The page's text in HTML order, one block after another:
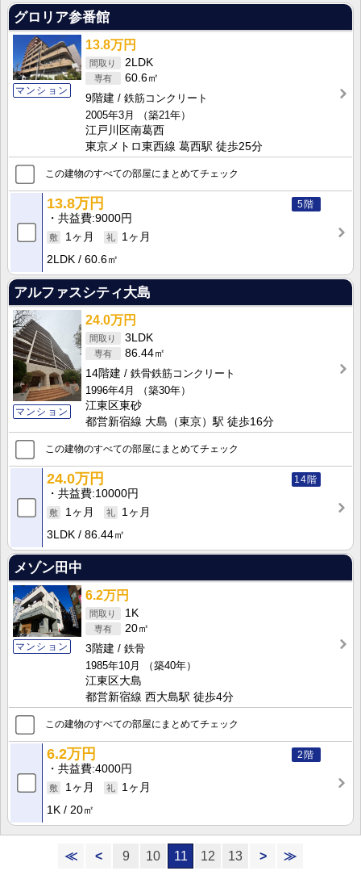
グロリア参番館
マンション
13.8万円
2LDK
60.6㎡
9階建
鉄筋コンクリート
2005年3月
（築21年）
江戸川区南葛西
東京メトロ東西線 葛西駅 徒歩25分
この建物のすべての部屋にまとめてチェック
5階
13.8万円
共益費 9000円
1ヶ月
1ヶ月
2LDK
60.6㎡
アルファスシティ大島
マンション
24.0万円
3LDK
86.44㎡
14階建
鉄骨鉄筋コンクリート
1996年4月
（築30年）
江東区東砂
都営新宿線 大島（東京）駅 徒歩16分
この建物のすべての部屋にまとめてチェック
14階
24.0万円
共益費 10000円
1ヶ月
1ヶ月
3LDK
86.44㎡
メゾン田中
マンション
6.2万円
1K
20㎡
3階建
鉄骨
1985年10月
（築40年）
江東区大島
都営新宿線 西大島駅 徒歩4分
この建物のすべての部屋にまとめてチェック
2階
6.2万円
共益費 4000円
1ヶ月
1ヶ月
1K
20㎡
≪ < 9 10 11 12 13 > ≫